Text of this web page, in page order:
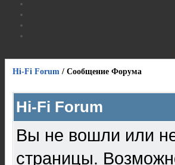
Hi-Fi Forum / Сообщение Форума
Hi-Fi Forum
Вы не вошли или
страницы.